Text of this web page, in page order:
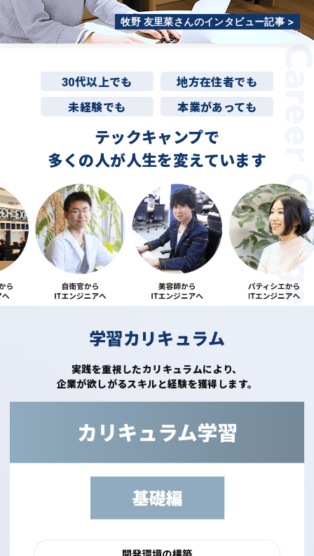
牧野 友里菜さんのインタビュー記事 >
30代以上でも
地方在住者でも
未経験でも
本業があっても
テックキャンプで
多くの人が人生を変えています
学習カリキュラム
実践を重視したカリキュラムにより、
企業が欲しがるスキルと経験を獲得します。